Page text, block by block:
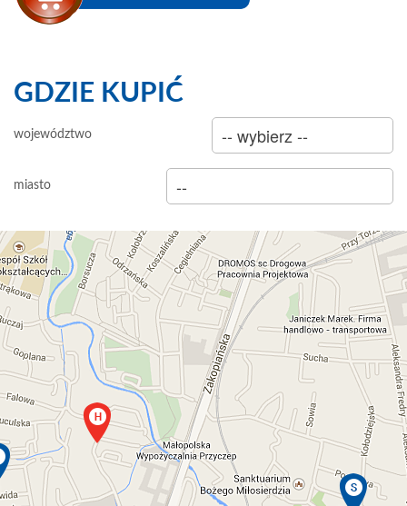
GDZIE KUPIĆ
województwo
miasto